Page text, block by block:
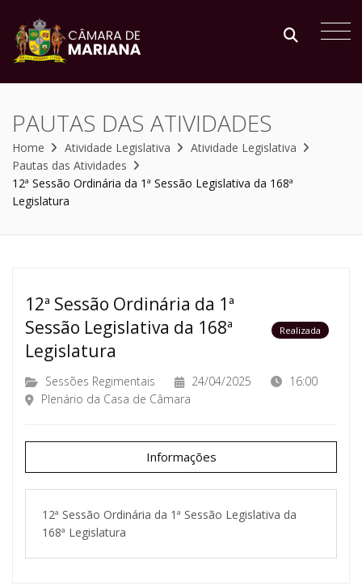
PAUTAS DAS ATIVIDADES
Home Atividade Legislativa
Atividade Legislativa
Pautas das Atividades
12ª Sessão Ordinária da 1ª Sessão Legislativa da 168ª
Legislatura
12ª Sessão Ordinária da 1ª
Sessão Legislativa da 168ª
Legislatura
Realizada
Sessões Regimentais 24/04/2025
16:00
Plenário da Casa de Câmara
Informações
12ª Sessão Ordinária da 1ª Sessão Legislativa da
168ª Legislatura